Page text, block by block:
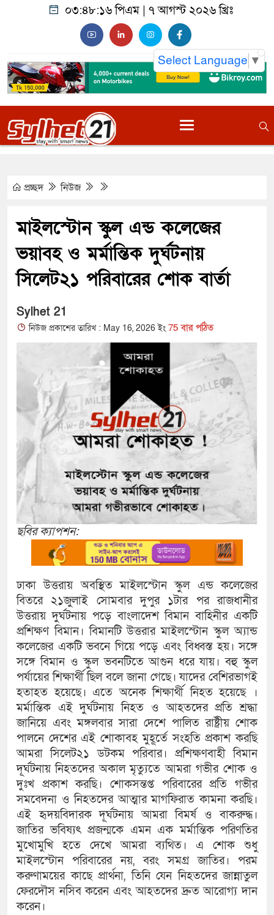
০৩:৪৮:১৭ পিএম| ৭ আগস্ট ২০২৬ খ্রিঃ
Select Language ▼
প্রচ্ছদ নিউজ
মাইলস্টোন স্কুল এন্ড কলেজের
ভয়াবহ ও মর্মান্তিক দুর্ঘটনায়
সিলেট২১ পরিবারের শোক বার্তা
Sylhet 21
নিউজ প্রকাশের তারিখ : May 16, 2026 ইং 75 বার পঠিত
ছবির ক্যাপশন:
ঢাকা উত্তরায় অবস্থিত মাইলস্টোন স্কুল এন্ড কলেজের
বিতরে ২১জুলাই সোমবার দুপুর ১টার পর রাজধানীর
উত্তরায় দুর্ঘটনায় পড়ে বাংলাদেশ বিমান বাহিনীর একটি
প্রশিক্ষণ বিমান। বিমানটি উত্তরার মাইলস্টোন স্কুল অ্যান্ড
কলেজের একটি ভবনে গিয়ে পড়ে এবং বিধ্বস্ত হয়। সঙ্গে
সঙ্গে বিমান ও স্কুল ভবনটিতে আগুন ধরে যায়। বহু স্কুল
পর্যায়ের শিক্ষার্থী ছিল বলে জানা গেছে। যাদের বেশিরভাগই
হতাহত হয়েছে। এতে অনেক শিক্ষার্থী নিহত হয়েছে ।
মর্মান্তিক এই দুর্ঘটনায় নিহত ও আহতদের প্রতি শ্রদ্ধা
জানিয়ে এবং মঙ্গলবার সারা দেশে পালিত রাষ্ট্রীয় শোক
পালনে দেশের এই শোকাবহ মুহূর্তে সংহতি প্রকাশ করছি
আমরা সিলেট২১ ডটকম পরিবার। প্রশিক্ষণবাহী বিমান
দূর্ঘটনায় নিহতদের অকাল মৃত্যুতে আমরা গভীর শোক ও
দুঃখ প্রকাশ করছি। শোকসন্তপ্ত পরিবারের প্রতি গভীর
সমবেদনা ও নিহতদের আত্মার মাগফিরাত কামনা করছি।
এই হৃদয়বিদারক দূর্ঘটনায় আমরা বিমর্ষ ও বাকরুদ্ধ।
জাতির ভবিষ্যৎ প্রজন্মকে এমন এক মর্মান্তিক পরিণতির
মুখোমুখি হতে দেখে আমরা ব্যথিত। এ শোক শুধু
মাইলস্টোন পরিবারের নয়, বরং সমগ্র জাতির। পরম
করুণাময়ের কাছে প্রার্থনা, তিনি যেন নিহতদের জান্নাতুল
ফেরদৌস নসিব করেন এবং আহতদের দ্রুত আরোগ্য দান
করেন।